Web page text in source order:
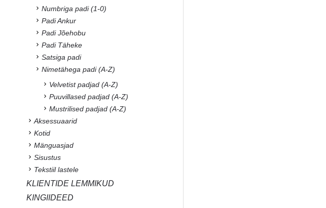
Numbriga padi (1-0)
Padi Ankur
Padi Jõehobu
Padi Täheke
Satsiga padi
Nimetähega padi (A-Z)
Velvetist padjad (A-Z)
Puuvillased padjad (A-Z)
Mustrilised padjad (A-Z)
Aksessuaarid
Kotid
Mänguasjad
Sisustus
Tekstiil lastele
KLIENTIDE LEMMIKUD
KINGIIDEED